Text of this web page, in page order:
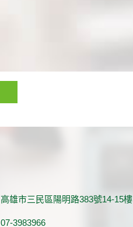
高雄市三民區陽明路383號14-15樓
07-3983966